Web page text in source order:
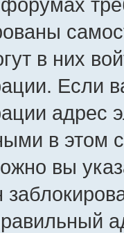
в них
Если
адрес
в этом
вы